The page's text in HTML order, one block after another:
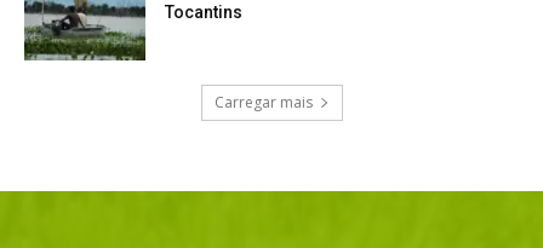
Tocantins
Carregar mais